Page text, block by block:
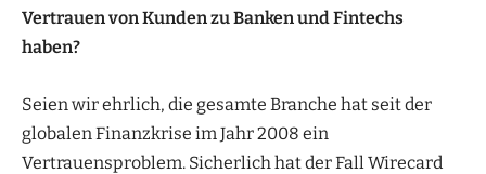
Vertrauen von Kunden zu Banken und Fintechs
haben?
Seien wir ehrlich, die gesamte Branche hat seit der
globalen Finanzkrise im Jahr 2008 ein
Vertrauensproblem. Sicherlich hat der Fall Wirecard